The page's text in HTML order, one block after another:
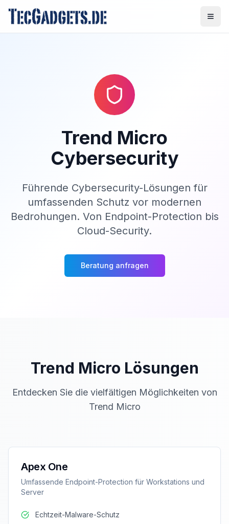
Trend Micro
Cybersecurity
Führende Cybersecurity-Lösungen für
umfassenden Schutz vor modernen
Bedrohungen. Von Endpoint-Protection bis
Cloud-Security.
Beratung anfragen
Trend Micro Lösungen
Entdecken Sie die vielfältigen Möglichkeiten von
Trend Micro
Apex One
Umfassende Endpoint-Protection für Workstations und
Server
Echtzeit-Malware-Schutz